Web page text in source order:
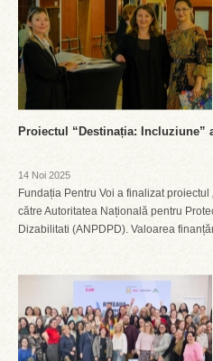
Proiectul “Destinația: Incluziune”
14 Noi 2025
Fundația Pentru Voi a finalizat
către Autoritatea Națională pentru
Dizabilitati (ANPDPD). Valoarea